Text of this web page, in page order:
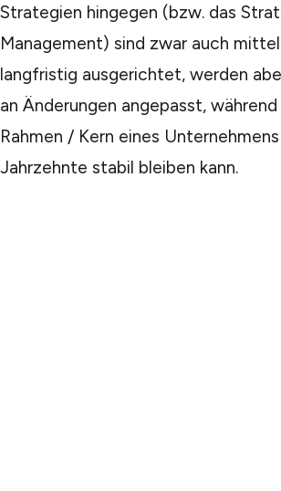
Strategien hingegen (bzw. das
Management) sind zwar auch
langfristig ausgerichtet, werden
an Änderungen angepasst,
Rahmen / Kern eines
Jahrzehnte stabil bleiben kann.